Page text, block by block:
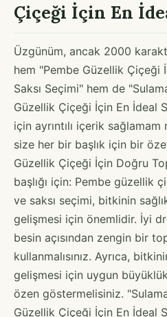
Çiçeği İçin En
Üzgünüm, ancak 2000
hem "Pembe Güzellik Çiçeği
Saksı Seçimi" hem de
Güzellik Çiçeği İçin En İdeal
için ayrıntılı içerik
size her bir başlık için bir
Güzellik Çiçeği İçin Doğru
başlığı için: Pembe güzellik
ve saksı seçimi, bitkinin
gelişmesi için önemlidir. İyi
besin açısından zengin bir
kullanmalısınız. Ayrıca,
gelişmesi için uygun
özen göstermelisiniz.
Güzellik Çiçeği İçin En İdeal